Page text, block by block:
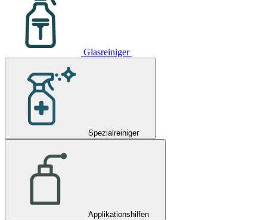
Glasreiniger
Spezialreiniger
Applikationshilfen